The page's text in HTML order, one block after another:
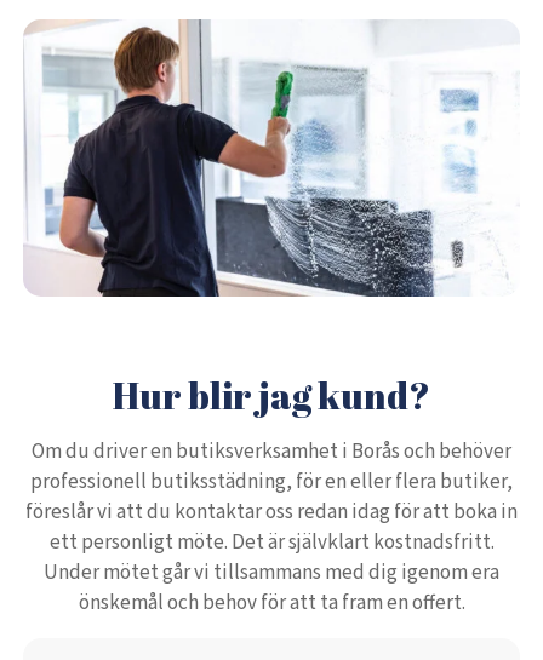
Hur blir jag kund?
Om du driver en butiksverksamhet i Borås och behöver
professionell butiksstädning, för en eller flera butiker,
föreslår vi att du kontaktar oss redan idag för att boka in
ett personligt möte. Det är självklart kostnadsfritt.
Under mötet går vi tillsammans med dig igenom era
önskemål och behov för att ta fram en offert.